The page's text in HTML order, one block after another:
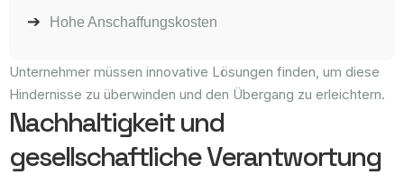
Hohe Anschaffungskosten
Unternehmer müssen innovative Lösungen finden, um diese
Hindernisse zu überwinden und den Übergang zu erleichtern.
Nachhaltigkeit und
gesellschaftliche Verantwortung